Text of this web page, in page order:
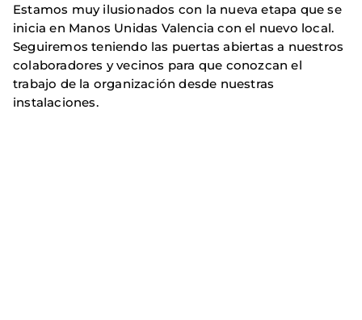
Estamos muy ilusionados con la nueva etapa que se
inicia en Manos Unidas Valencia con el nuevo local.
Seguiremos teniendo las puertas abiertas a nuestros
colaboradores y vecinos para que conozcan el
trabajo de la organización desde nuestras
instalaciones.